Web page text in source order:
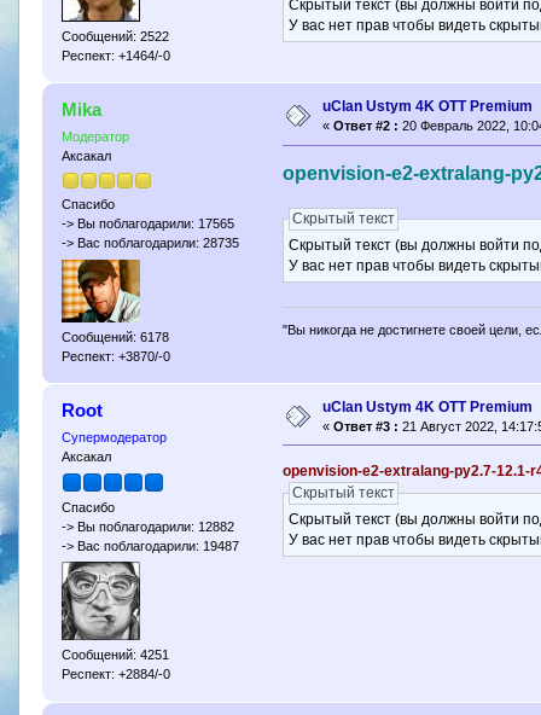
Сообщений: 2522
Респект: +1464/-0
Скрытый текст (вы должны войти
У вас нет прав чтобы видеть
Mika
Модератор
Аксакал
Спасибо
-> Вы поблагодарили: 17565
-> Вас поблагодарили: 28735
Сообщений: 6178
Респект: +3870/-0
uClan Ustym 4K OTT Premium
« Ответ #2 : 20 Февраль 2022,
openvision-e2-extralang-
Скрытый текст
Скрытый текст (вы должны войти
У вас нет прав чтобы видеть
"Вы никогда не достигнете своей цели,
Root
Супермодератор
Аксакал
Спасибо
-> Вы поблагодарили: 12882
-> Вас поблагодарили: 19487
Сообщений: 4251
Респект: +2884/-0
uClan Ustym 4K OTT Premium
« Ответ #3 : 21 Август 2022,
openvision-e2-extralang-py2.7-
Скрытый текст
Скрытый текст (вы должны войти
У вас нет прав чтобы видеть